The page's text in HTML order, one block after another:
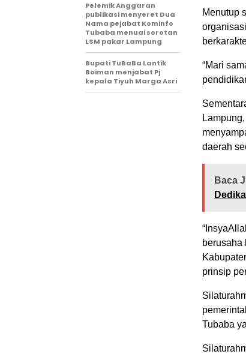
Menutup
“Mari
daerah
Baca
berusaha
prinsip
Tubaba
Pelemik Anggaran
publikasi menyeret Dua
Nama pejabat Kominfo
Tubaba menuai sorotan
LSM pakar Lampung
Bupati TuBaBa Lantik
Boiman menjabat Pj
kepala Tiyuh Marga Asri